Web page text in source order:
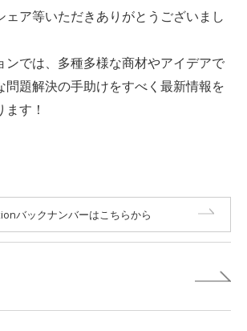
ェア等いただきありがとうございまし
ンでは、多種多様な商材やアイデアで
問題解決の手助けをすべく最新情報を
す！
バックナンバーはこちらから